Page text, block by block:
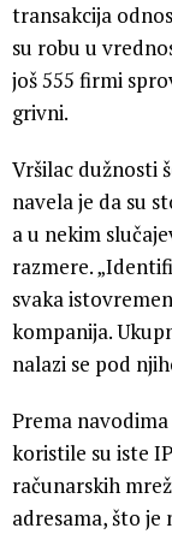
transakcija
su robu u
još 555 firmi
grivni.
Vršilac dužnosti
navela je da su
a u nekim
razmere.
svaka
kompanija.
nalazi se pod
Prema
koristile su iste
računarskih
adresama, što je